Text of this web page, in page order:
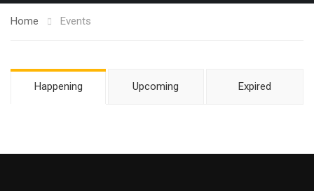
Home Events
Happening Upcoming Expired